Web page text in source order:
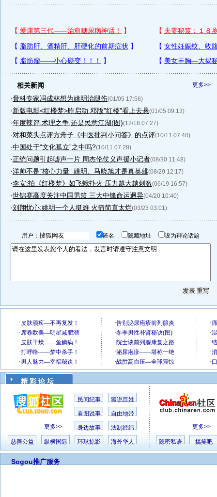
更多>>
相关新闻
·骨科专家冯成林想为姚明治腿伤(01/05 17:56)
·新版电影<红楼梦>昨启动 邓版"红楼"看上去悬(01/05 09:13)
·年度辣评:术理之争,还是民意江湖(图)(12/18 07:27)
·对和菜头点评方舟子《中医批判小问答》的点评(10/11 07:40)
·中国处于“文化孤立”之中吗?(10/11 07:28)
·正统问题引起嘘声一片 周杰伦仗义声援小记者(08/30 11:48)
·洋帅不是“核心力量” 姚明、马晓旭才是真英雄(08/29 12:17)
·李安:拍《红楼梦》如飞蛾扑火 压力越大越刺激(06/19 16:57)
·世锦赛高度关注中国男篮 三大中锋命运迥异(04/20 10:40)
·刘翔忧心:姚明一个人挺难 火箭简直太烂(03/23 03:01)
用户： 匿名 隐藏地址 设为辩论话题
精 彩 论 坛
更多>>
民间纪事 狐说百姓
看图说事 自由地带
身边故事 法制经纬
慈善公益 纵横国际 环球掠影 海外华人
更多>>
隐密私语 搞笑吧
Sogou推广服务